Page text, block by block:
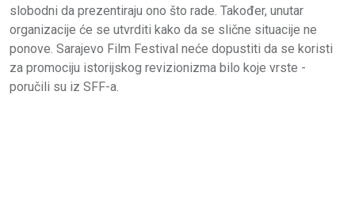
slobodni da prezentiraju ono što rade. Također, unutar
organizacije će se utvrditi kako da se slične situacije ne
ponove. Sarajevo Film Festival neće dopustiti da se koristi
za promociju istorijskog revizionizma bilo koje vrste -
poručili su iz SFF-a.